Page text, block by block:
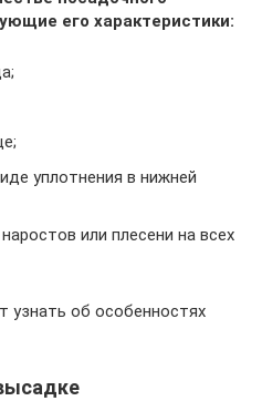
его характеристики:
уплотнения в нижней
или плесени на всех
узнать об особенностях